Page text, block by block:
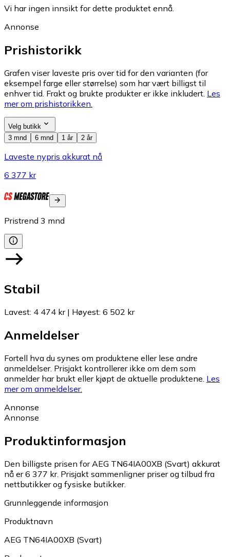
Vi har ingen innsikt for dette produktet ennå.
Annonse
Prishistorikk
Grafen viser laveste pris over tid for den varianten (for
eksempel farge eller størrelse) som har vært billigst til
enhver tid. Frakt og brukte produkter er ikke inkludert. Les
mer om prishistorikken.
Velg butikk
3 mnd
6 mnd 1 år 2 år
Laveste nypris akkurat nå
6 377 kr
Pristrend 3 mnd
Stabil
Lavest: 4 474 kr| Høyest: 6 502 kr
Anmeldelser
Fortell hva du synes om produktene eller lese andre
anmeldelser. Prisjakt kontrollerer ikke om dem som
anmelder har brukt eller kjøpt de aktuelle produktene. Les
mer om anmeldelser.
Annonse
Annonse
Produktinformasjon
Den billigste prisen for AEG TN64IA00XB (Svart) akkurat
nå er 6 377 kr. Prisjakt sammenligner priser og tilbud fra
nettbutikker og fysiske butikker.
Grunnleggende informasjon
Produktnavn
AEG TN64IA00XB (Svart)